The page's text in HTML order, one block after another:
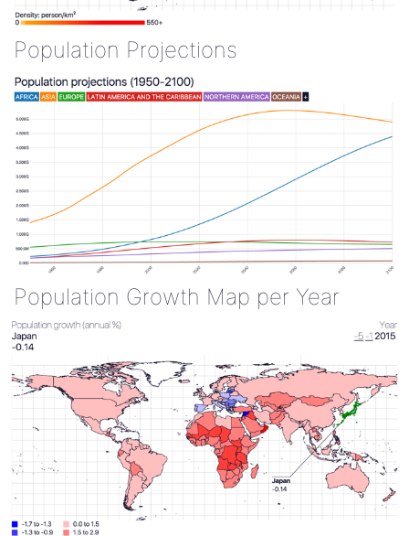
Population Projections
Population Growth Map per Year